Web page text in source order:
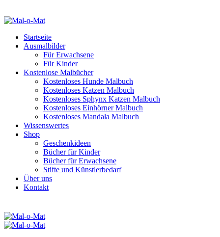
Startseite
Ausmalbilder
Für Erwachsene
Für Kinder
Kostenlose Malbücher
Kostenloses Hunde Malbuch
Kostenloses Katzen Malbuch
Kostenloses Sphynx Katzen Malbuch
Kostenloses Einhörner Malbuch
Kostenloses Mandala Malbuch
Wissenswertes
Shop
Geschenkideen
Bücher für Kinder
Bücher für Erwachsene
Stifte und Künstlerbedarf
Über uns
Kontakt